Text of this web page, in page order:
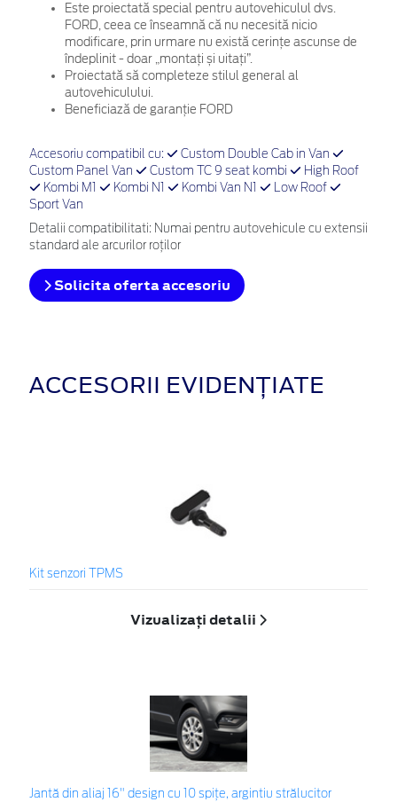
Este proiectată special pentru autovehiculul dvs.
FORD, ceea ce înseamnă că nu necesită nicio
modificare, prin urmare nu există cerințe ascunse de
îndeplinit - doar „montați și uitați”.
Proiectată să completeze stilul general al
autovehiculului.
Beneficiază de garanție FORD
Accesoriu compatibil cu:
Custom Double Cab in Van
Custom Panel Van
Custom TC 9 seat kombi
High Roof
Kombi M1
Kombi N1 Kombi Van N1
Low Roof
Sport Van
Detalii compatibilitati: Numai pentru autovehicule cu extensii
standard ale arcurilor roților
Solicita oferta accesoriu
ACCESORII EVIDENȚIATE
Kit senzori TPMS
Vizualizați detalii
Jantă din aliaj 16" design cu 10 spițe, argintiu strălucitor